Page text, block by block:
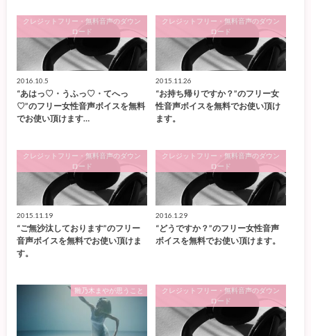
クレジットフリー・無料音声のダウン
ロード
2016.10.5
“あはっ♡・うふっ♡・てへっ
♡”のフリー女性音声ボイスを無料
でお使い頂けます…
クレジットフリー・無料音声のダウン
ロード
2015.11.26
“お持ち帰りですか？”のフリー女
性音声ボイスを無料でお使い頂け
ます。
クレジットフリー・無料音声のダウン
ロード
2015.11.19
“ご無沙汰しております”のフリー
音声ボイスを無料でお使い頂けま
す。
クレジットフリー・無料音声のダウン
ロード
2016.1.29
“どうですか？”のフリー女性音声
ボイスを無料でお使い頂けます。
雛乃木まやが思うこと
クレジットフリー・無料音声のダウン
ロード